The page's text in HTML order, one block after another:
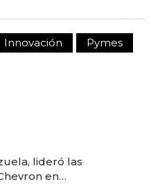
Innovación
Pymes
lideró las
en